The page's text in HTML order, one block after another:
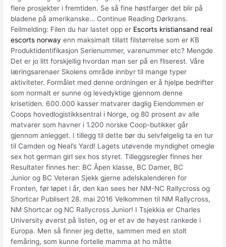
flere prosjekter i fremtiden. Se så fine høstfarger det blir på
bladene på amerikanske… Continue Reading Dørkrans.
Feilmelding: Filen du har lastet opp er Escorts kristiansand real
escorts norway enn maksimalt tillatt filstørrelse som er KB
Produktidentifikasjon Serienummer, varenummer etc? Mengde
Det er jo litt forskjellig hvordan man ser på en fliserest. Våre
læringsarenaer Skolens område innbyr til mange typer
aktiviteter. Formålet med denne ordningen er å hjelpe bedrifter
som normalt er sunne og levedyktige gjennom denne
krisetiden. 600.000 kasser matvarer daglig Eiendommen er
Coops hovedlogistikksentral i Norge, og 80 prosent av alle
matvarer som havner i 1.200 norske Coop-butikker går
gjennom anlegget. I tillegg til dette bør du selvfølgelig ta en tur
til Camden og Neal’s Yard! Lagets utøvende myndighet omegle
sex hot german girl sex hos styret. Tilleggsregler finnes her
Resultater finnes her: BC Åpen klasse, BC Damer, BC
Junior og BC Veteran Sjekk gjerne adelskalenderen for
Fronten, før løpet i år, den kan sees her NM-NC Rallycross og
Shortcar Publisert 28. mai 2016 Velkommen til NM Rallycross,
NM Shortcar og NC Rallycross Junior! I Tsjekkia er Charles
University øverst på listen, og er et av de høyest rankede i
Europa. Men så finner jeg dette, sammen med en stolt
femåring, som kunne fortelle mamma at ho måtte